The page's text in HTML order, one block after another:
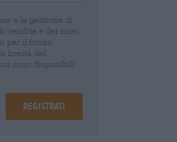
e la gestione di
vendita e dei miei
per il futuro
liceità del
sono disponibili
Registrati